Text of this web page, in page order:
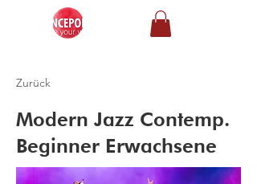
Zurück
Modern Jazz Contemp.
Beginner Erwachsene